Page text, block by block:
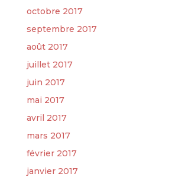
octobre 2017
septembre 2017
août 2017
juillet 2017
juin 2017
mai 2017
avril 2017
mars 2017
février 2017
janvier 2017